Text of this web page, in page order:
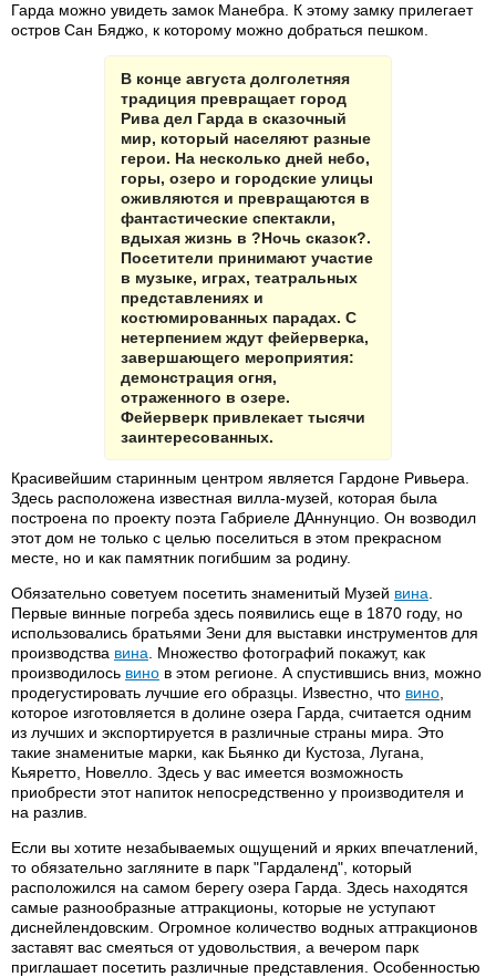
Гарда можно увидеть замок Манебра. К этому замку прилегает
остров Сан Бяджо, к которому можно добраться пешком.
В конце августа долголетняя
традиция превращает город
Рива дел Гарда в сказочный
мир, который населяют разные
герои. На несколько дней небо,
горы, озеро и городские улицы
оживляются и превращаются в
фантастические спектакли,
вдыхая жизнь в ?Ночь сказок?.
Посетители принимают участие
в музыке, играх, театральных
представлениях и
костюмированных парадах. С
нетерпением ждут фейерверка,
завершающего мероприятия:
демонстрация огня,
отраженного в озере.
Фейерверк привлекает тысячи
заинтересованных.
Красивейшим старинным центром является Гардоне Ривьера.
Здесь расположена известная вилла-музей, которая была
построена по проекту поэта Габриеле ДАннунцио. Он возводил
этот дом не только с целью поселиться в этом прекрасном
месте, но и как памятник погибшим за родину.
Обязательно советуем посетить знаменитый Музей вина
Первые винные погреба здесь появились еще в 1870 году, но
использовались братьями Зени для выставки инструментов для
производства вина . Множество фотографий покажут, как
производилось вино в этом регионе. А спустившись вниз, можно
продегустировать лучшие его образцы. Известно, что вино
которое изготовляется в долине озера Гарда, считается одним
из лучших и экспортируется в различные страны мира. Это
такие знаменитые марки, как Бьянко ди Кустоза, Лугана,
Кьяретто, Новелло. Здесь у вас имеется возможность
приобрести этот напиток непосредственно у производителя и
на разлив.
Если вы хотите незабываемых ощущений и ярких впечатлений,
то обязательно загляните в парк "Гардаленд", который
расположился на самом берегу озера Гарда. Здесь находятся
самые разнообразные аттракционы, которые не уступают
диснейлендовским. Огромное количество водных аттракционов
заставят вас смеяться от удовольствия, а вечером парк
приглашает посетить различные представления. Особенностью